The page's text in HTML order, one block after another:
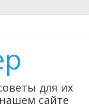
для их
сайте